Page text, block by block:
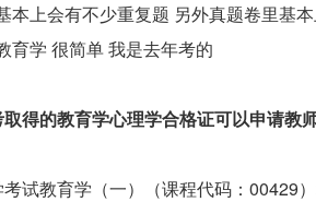
本上会有不少重复题 另外真题卷里基
育学 很简单 我是去年考的
得的教育学心理学合格证可以申请教
试教育学（一）（课程代码：00429